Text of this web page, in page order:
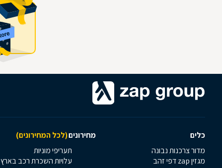
כלים מחירונים(לכל המחירונים)
מדור צרכנות נבונה
מגזין zap דפי זהב
תעריפי מוניות
עלויות השכרת רכב בארץ